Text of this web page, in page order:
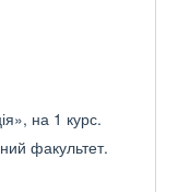
на 1 курс.
факультет.